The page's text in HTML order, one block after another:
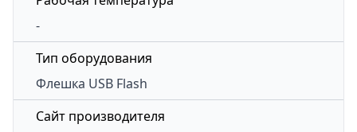
-
Тип оборудования
Флешка USB Flash
Сайт производителя